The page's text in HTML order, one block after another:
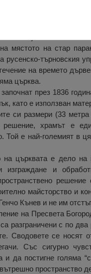
на Пресвета
и изкуството от
мястото на стар
русенско-търновския
на времето
църква.
през 1836
като е използван
си размери (33
решение, храмът е
Той е най-големият в
на църквата е дело
изграждане и
майсторство и
Кънев и не им
на Пресвета
разграничени с по
Сводовете се носят
Със сигурно
и да постигне голяма
пространство